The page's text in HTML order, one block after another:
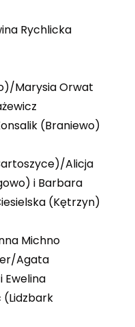
Rychlicka
Marysia Orwat
(Braniewo)
Alicja
i Barbara
(Kętrzyn)
Michno
Agata
Ewelina
(Lidzbark